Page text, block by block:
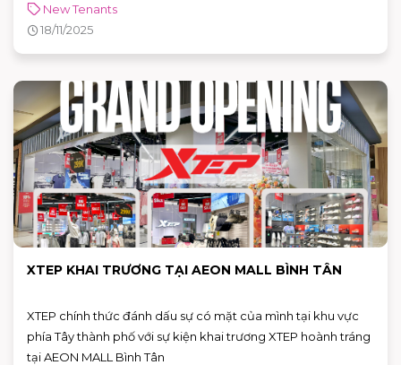
New Tenants
18/11/2025
XTEP KHAI TRƯƠNG TẠI AEON MALL BÌNH TÂN
XTEP chính thức đánh dấu sự có mặt của mình tại khu vực
phía Tây thành phố với sự kiện khai trương XTEP hoành tráng
tại AEON MALL Bình Tân